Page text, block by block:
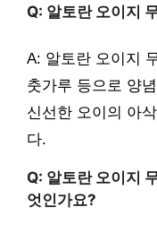
Q: 알토란 오이지
A: 알토란 오이지
춧가루 등으로 양
신선한 오이의 아
다.
Q: 알토란 오이지
엇인가요?